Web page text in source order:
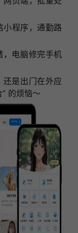
程序，通勤路
，电脑修完手机
是出门在外应
的烦恼～